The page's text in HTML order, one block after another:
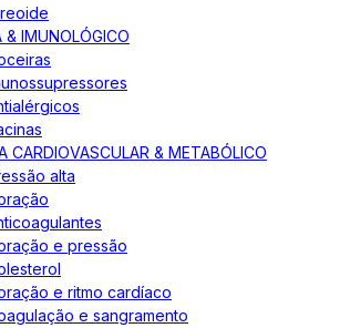
& IMUNOLÓGICO
CARDIOVASCULAR & METABÓLICO
alta
e pressão
e ritmo cardíaco
e sangramento